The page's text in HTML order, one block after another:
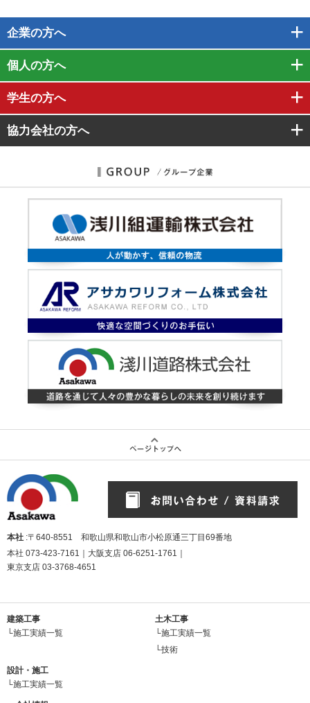
企業の方へ
個人の方へ
学生の方へ
協力会社の方へ
本社 :〒640-8551 和歌山県和歌山市小松原通三丁目69番地
本社 073-423-7161 ｜大阪支店 06-6251-1761
東京支店 03-3768-4651
建築工事
└施工実績一覧
土木工事
└施工実績一覧
└技術
設計・施工
└施工実績一覧